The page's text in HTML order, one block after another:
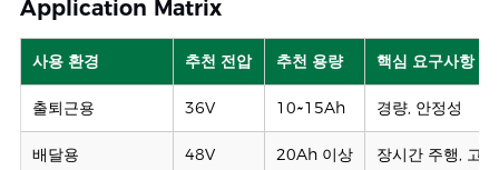
Application Matrix
사용 환경 추천 전압 추천 용량 핵심 요구사항
출퇴근용 36V 10~15Ah 경량, 안정성
배달용 48V 20Ah 이상 장시간 주행, 고